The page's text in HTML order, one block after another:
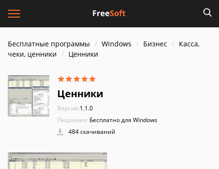
Бесплатные программы Windows Бизнес
Касса,
чеки, ценники
Ценники
Ценники
Версия:1.1.0
Лицензия: Бесплатно для Windows
484 скачиваний